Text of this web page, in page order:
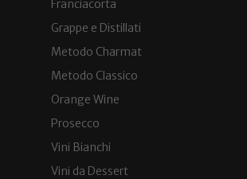
Franciacorta
Grappe e Distillati
Metodo Charmat
Metodo Classico
Orange Wine
Prosecco
Vini Bianchi
Vini da Dessert